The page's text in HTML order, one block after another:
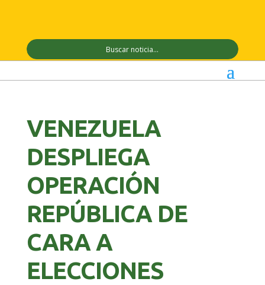
VENEZUELA
DESPLIEGA
OPERACIÓN
REPÚBLICA DE
CARA A
ELECCIONES